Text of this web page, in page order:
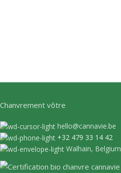
Chanvrement vôtre
hello@cannavie.be
+32 479 33 14 42
Walhain, Belgium